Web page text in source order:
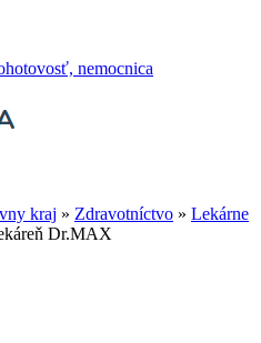
nemocnica
kraj » Zdravotníctvo » Lekárne
Dr.MAX